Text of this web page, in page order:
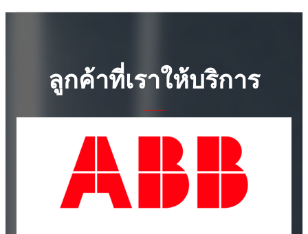
ลูกค้าที่เราให้บริการ